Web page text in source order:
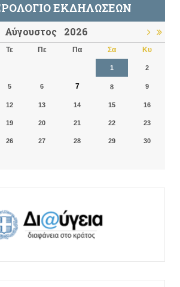
ΕΚΔΗΛΏΣΕΩΝ
Αύγουστος 2026
Τε Πε Πα Σα Κυ
1 2
5 6 7 8 9
12 13 14 15 16
19 20 21 22 23
26 27 28 29 30